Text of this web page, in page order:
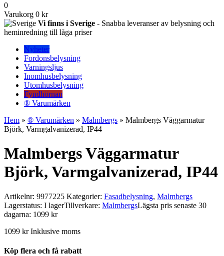
0
Varukorg 0 kr
Vi finns i Sverige - Snabba leveranser av belysning och
heminredning till låga priser
Nyheter
Fordonsbelysning
Varningsljus
Inomhusbelysning
Utomhusbelysning
Fyndhörnan
® Varumärken
Hem » ® Varumärken » Malmbergs » Malmbergs Väggarmatur
Björk, Varmgalvanizerad, IP44
Malmbergs Väggarmatur
Björk, Varmgalvanizerad, IP44
Artikelnr: 9977225 Kategorier: Fasadbelysning, Malmbergs
Lagerstatus: I lagerTillverkare: MalmbergsLägsta pris senaste 30
dagarna: 1099 kr
1099 kr Inklusive moms
Köp flera och få rabatt